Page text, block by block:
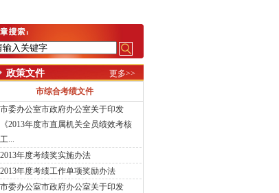
更多>>
政策文件
市综合考绩文件
市委办公室市政府办公室关于印发
《2013年度市直属机关全员绩效考核
工...
2013年度考绩奖实施办法
2013年度考绩工作单项奖励办法
市委办公室市政府办公室关于印发